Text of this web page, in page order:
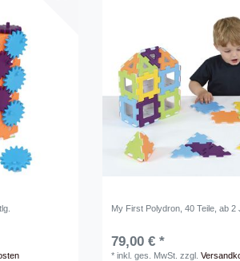
My First Polydron, 40 Teile, ab 2
79,00 € *
*inkl. ges. MwSt. zzgl.